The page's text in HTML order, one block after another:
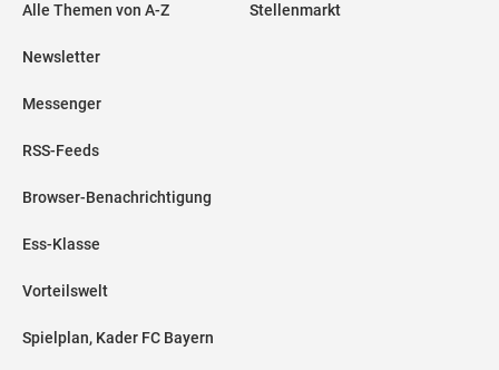
Alle Themen von A-Z
Newsletter
Messenger
RSS-Feeds
Browser-Benachrichtigung
Ess-Klasse
Vorteilswelt
Spielplan, Kader FC Bayern
Stellenmarkt